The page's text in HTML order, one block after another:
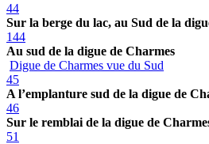
44
Sur la berge du lac, au Sud de la
144
Au sud de la digue de Charmes
Digue de Charmes vue du Sud
45
A l’emplanture sud de la digue de
46
Sur le remblai de la digue de
51